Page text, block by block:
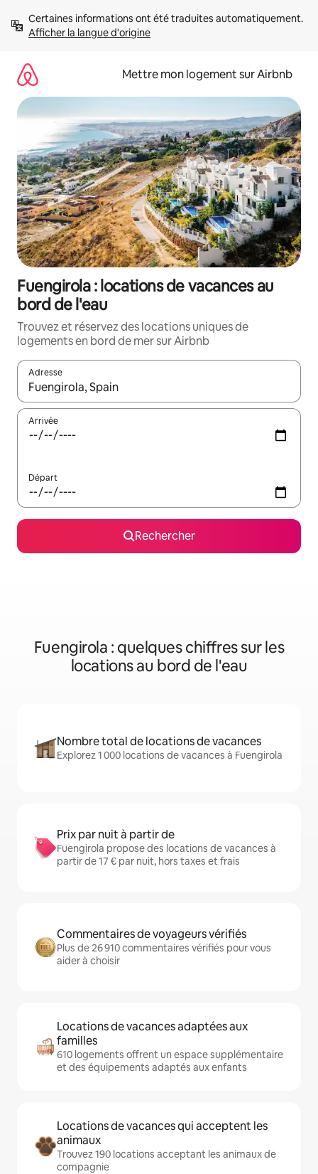
directement
Afficher la langue d'origine
Mettre mon logement sur Airbnb
Fuengirola : locations de vacances au
bord de l'eau
Trouvez et réservez des locations uniques de
logements en bord de mer sur Airbnb
Adresse
Lorsque les résultats s'affichent, utilisez les flèches vers le
Arrivée
Départ
Rechercher
Fuengirola : quelques chiffres sur les
locations au bord de l'eau
Nombre total de locations de vacances
Explorez 1 000 locations de vacances à Fuengirola
Prix par nuit à partir de
Fuengirola propose des locations de vacances à
partir de 17 € par nuit, hors taxes et frais
Commentaires de voyageurs vérifiés
Plus de 26 910 commentaires vérifiés pour vous
aider à choisir
Locations de vacances adaptées aux
familles
610 logements offrent un espace supplémentaire
et des équipements adaptés aux enfants
Locations de vacances qui acceptent les
animaux
Trouvez 190 locations acceptant les animaux de
compagnie